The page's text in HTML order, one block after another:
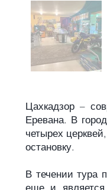
Цахкадзор –
Еревана. В
четырех
остановку.
В течении тура
еще и